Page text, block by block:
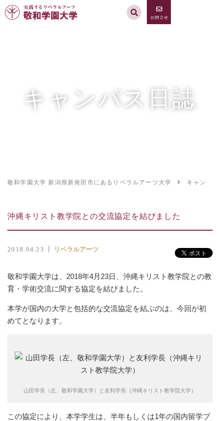
実践するリベラルアーツ 敬和学園大学
お問合せ
キャンパス日誌
敬和学園大学 新潟県新発田市にあるリベラルアーツ大学 キャンパ
沖縄キリスト教学院との交流協定を結びました
2018.04.23 リベラルアーツ
敬和学園大学は、2018年4月23日、沖縄キリスト教学院との教
育・学術交流に関する協定を結びました。
本学が国内の大学と包括的な交流協定を結ぶのは、今回が初
めてとなります。
山田学長（左、敬和学園大学）と友利学長（沖縄キリスト教学院大学）
この協定により、本学学生は、半年もしくは1年の国内留学プ